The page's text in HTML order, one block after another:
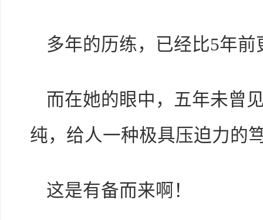
多年的历练，已经比5年
而在她的眼中，五年未曾
纯，给人一种极具压迫力的
这是有备而来啊！